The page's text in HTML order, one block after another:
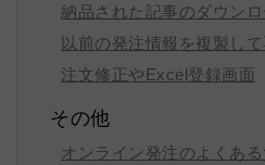
納品された記事のダウンロ
以前の発注情報を複製し
注文修正やExcel登録画面
その他
オンライン発注のよくある